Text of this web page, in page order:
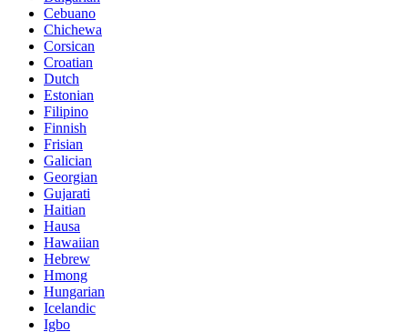
Cebuano
Chichewa
Corsican
Croatian
Dutch
Estonian
Filipino
Finnish
Frisian
Galician
Georgian
Gujarati
Haitian
Hausa
Hawaiian
Hebrew
Hmong
Hungarian
Icelandic
Igbo